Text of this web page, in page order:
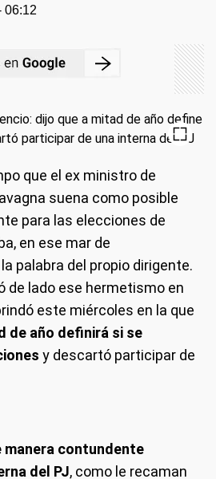
06:12
que el ex ministro de
suena como posible
para las elecciones de
en ese mar de
palabra del propio dirigente.
de lado ese hermetismo en
este miércoles en la que
de año definirá si se
y descartó participar de
manera contundente
del PJ, como le recaman